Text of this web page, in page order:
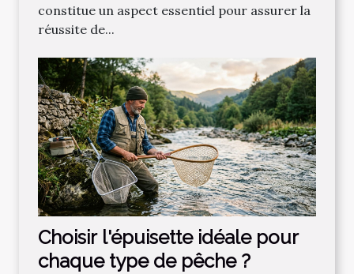
constitue un aspect essentiel pour assurer la
réussite de...
Choisir l'épuisette idéale pour
chaque type de pêche ?